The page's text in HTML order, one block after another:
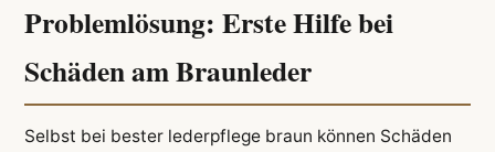
Problemlösung: Erste Hilfe bei
Schäden am Braunleder
Selbst bei bester lederpflege braun können Schäden